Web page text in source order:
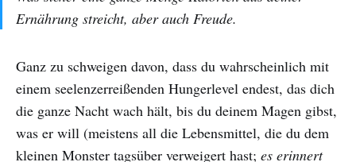
Ernährung streicht, aber auch Freude.
Ganz zu schweigen davon, dass du wahrscheinlich mit
einem seelenzerreißenden Hungerlevel endest, das dich
die ganze Nacht wach hält, bis du deinem Magen gibst,
was er will (meistens all die Lebensmittel, die du dem
kleinen Monster tagsüber verweigert hast; es erinnert